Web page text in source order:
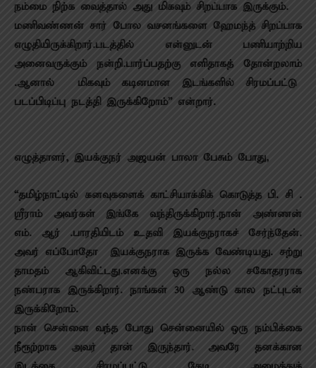
நம்மை நிற்க வைத்தால் அது மிகவும் சிறப்பாக இருக்கும்.
மணிவண்ணன் சார் போல வசனங்களை ஹேமந்த் சிறப்பாக
எழுதியிருக்கிறார்.படத்தில் என்னுடன் பணியாற்றிய
அனைவருக்கும் நன்றி.பார்ப்பதற்கு எளிதாகத் தோன்றலாம்
.ஆனால் மிகவும் கடினமான இடங்களில் சிரமப்பட்டு
படப்பிடிப்பு நடத்தி இருக்கிறோம்” என்றார்.
எழுத்தாளர், இயக்குநர் அஜயன் பாலா பேசும் போது,
“தமிழ்நாட்டில் கனவுகளைக் காட்சியாக்கிக் கொடுத்த பி. சி .
ஸ்ரீராம் அவர்கள் இங்கே வந்திருக்கிறார்.நான் அண்ணன்
எம். ஆர் .பாரதியிடம் உதவி இயக்குநராகச் சேர்ந்தேன்.
அவர் எப்போதோ இயக்குநராக இருக்க வேண்டியது. சற்று
தாமதம் ஆகிவிட்டது.எனக்கு ஒரு நல்ல சகோதரராக
நண்பராக இருக்கிறார். நாங்கள் 30 ஆண்டு கால நட்புடன்
இருக்கிறோம்.
நான் சென்னை வந்த போது சென்னையில் ஒரு நம்பிக்கை
நீரூற்றாக அவர் தான் இருந்தார். அவரே தனக்கான